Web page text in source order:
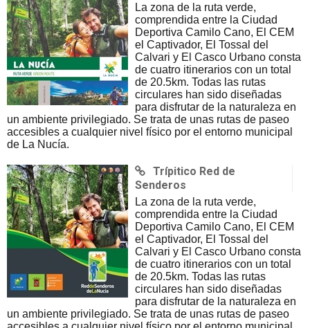
La zona de la ruta verde,
comprendida entre la Ciudad
Deportiva Camilo Cano, El CEM
el Captivador, El Tossal del
Calvari y El Casco Urbano consta
de cuatro itinerarios con un total
de 20.5km. Todas las rutas
circulares han sido diseñadas
para disfrutar de la naturaleza en
un ambiente privilegiado. Se trata de unas rutas de paseo
accesibles a cualquier nivel físico por el entorno municipal
de La Nucía.
Trípitico Red de
Senderos
La zona de la ruta verde,
comprendida entre la Ciudad
Deportiva Camilo Cano, El CEM
el Captivador, El Tossal del
Calvari y El Casco Urbano consta
de cuatro itinerarios con un total
de 20.5km. Todas las rutas
circulares han sido diseñadas
para disfrutar de la naturaleza en
un ambiente privilegiado. Se trata de unas rutas de paseo